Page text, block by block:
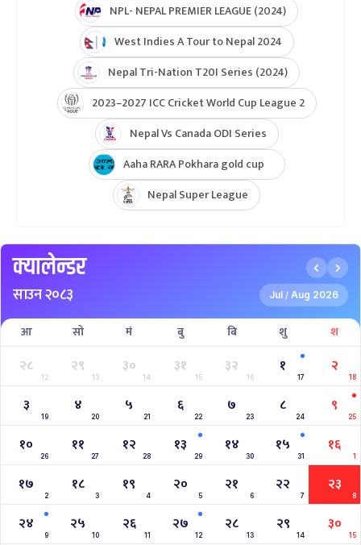
NPL- NEPAL PREMIER LEAGUE (2024)
West Indies A Tour to Nepal 2024
Nepal Tri-Nation T20I Series (2024)
2023–2027 ICC Cricket World Cup League 2
Nepal Vs Canada ODI Series
Aaha RARA Pokhara gold cup
Nepal Super League
क्यालेन्डर
साउन २०८३ Jul / Aug 2026
आ सो मं बु बि शु श
२८
12
२९
13
३०
14
३१
15
३२
16
१
17
२
18
३
19
४
20
५
21
६
22
७
23
८
24
९
25
१०
26
११
27
१२
28
१३
29
१४
30
१५
31
१६
1
१७
2
१८
3
१९
4
२०
5
२१
6
२२
7
२३
8
२४
9
२५
10
२६
11
२७
12
२८
13
२९
14
३०
15